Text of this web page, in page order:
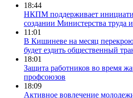
18:44
НКПМ поддерживает
создании Министерства труда
11:01
В Кишиневе на месяц
будет ездить общественный
18:01
Защита работников во время
профсоюзов
18:09
Активное вовлечение